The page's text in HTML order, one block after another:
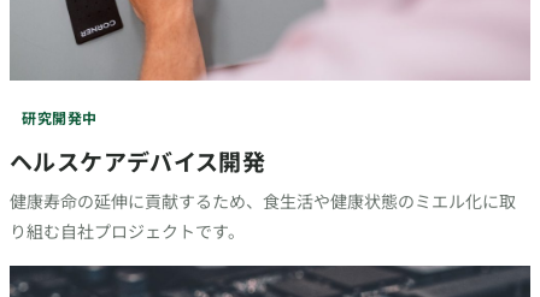
研究開発中
ヘルスケアデバイス開発
健康寿命の延伸に貢献するため、食生活や健康状態のミエル化に取
り組む自社プロジェクトです。